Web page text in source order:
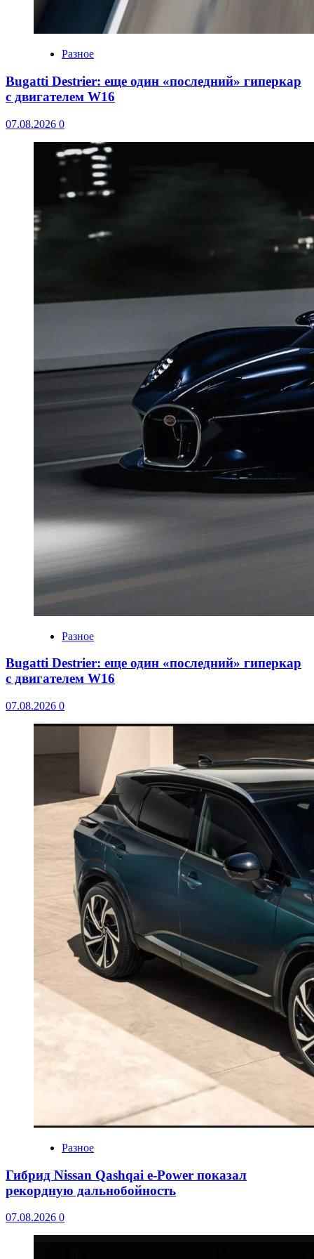
Разное
Bugatti Destrier: еще один «последний» гиперкар
с двигателем W16
07.08.2026 0
Разное
Bugatti Destrier: еще один «последний» гиперкар
с двигателем W16
07.08.2026 0
Разное
Гибрид Nissan Qashqai e-Power показал
рекордную дальнобойность
07.08.2026 0